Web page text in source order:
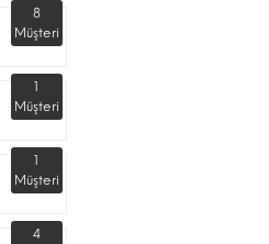
8
Müşteri
1
Müşteri
1
Müşteri
4